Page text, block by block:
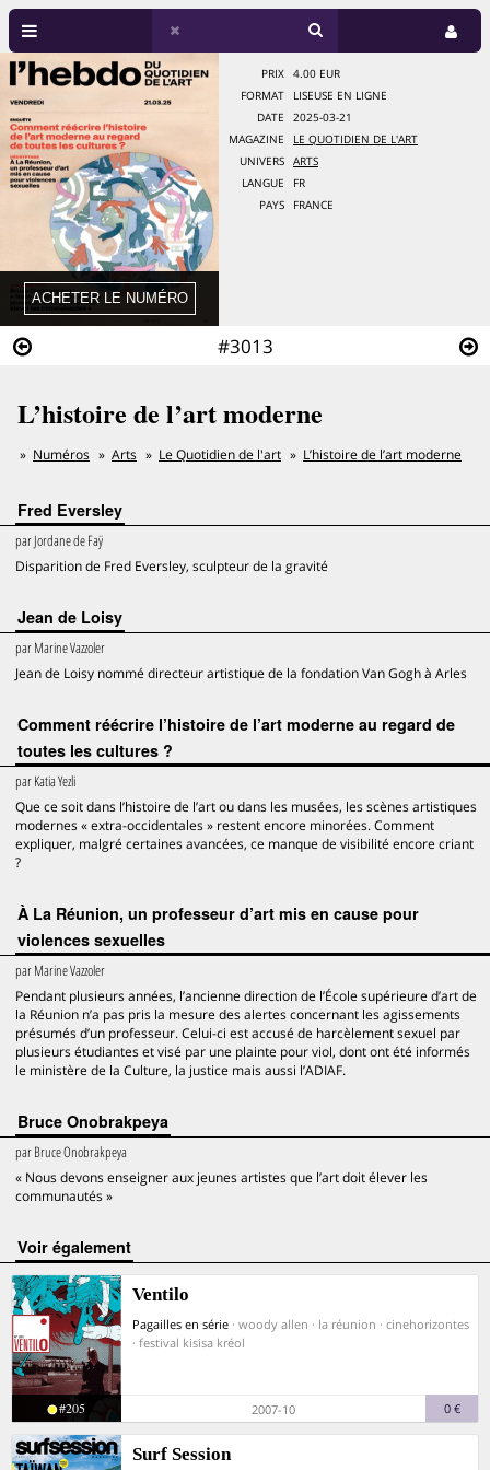
#3013
PRIX
4.00 EUR
FORMAT
LISEUSE EN LIGNE
DATE
2025-03-21
MAGAZINE
LE QUOTIDIEN DE L'ART
UNIVERS
ARTS
LANGUE
FR
PAYS
FRANCE
L’histoire de l’art moderne
Numéros Arts Le Quotidien de l'art L’histoire de l’art moderne
Fred Eversley
parJordane de Faÿ
Disparition de Fred Eversley, sculpteur de la gravité
Jean de Loisy
parMarine Vazzoler
Jean de Loisy nommé directeur artistique de la fondation Van Gogh à Arles
Comment réécrire l’histoire de l’art moderne au regard de
toutes les cultures ?
parKatia Yezli
Que ce soit dans l’histoire de l’art ou dans les musées, les scènes artistiques
modernes « extra-occidentales » restent encore minorées. Comment
expliquer, malgré certaines avancées, ce manque de visibilité encore criant
?
À La Réunion, un professeur d’art mis en cause pour
violences sexuelles
parMarine Vazzoler
Pendant plusieurs années, l’ancienne direction de l’École supérieure d’art de
la Réunion n’a pas pris la mesure des alertes concernant les agissements
présumés d’un professeur. Celui-ci est accusé de harcèlement sexuel par
plusieurs étudiantes et visé par une plainte pour viol, dont ont été informés
le ministère de la Culture, la justice mais aussi l’ADIAF.
Bruce Onobrakpeya
parBruce Onobrakpeya
« Nous devons enseigner aux jeunes artistes que l’art doit élever les
communautés »
voir également
Ventilo
Pagailles en série · woody allen · la réunion · cinehorizontes
· festival kisisa kréol
#205 2007-10 0 €
Surf Session